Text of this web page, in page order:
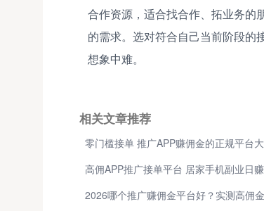
合作资源，适合找合作、拓业务的
的需求。选对符合自己当前阶段的
想象中难。
相关文章推荐
零门槛接单 推广APP赚佣金的正规平台
高佣APP推广接单平台 居家手机副业日